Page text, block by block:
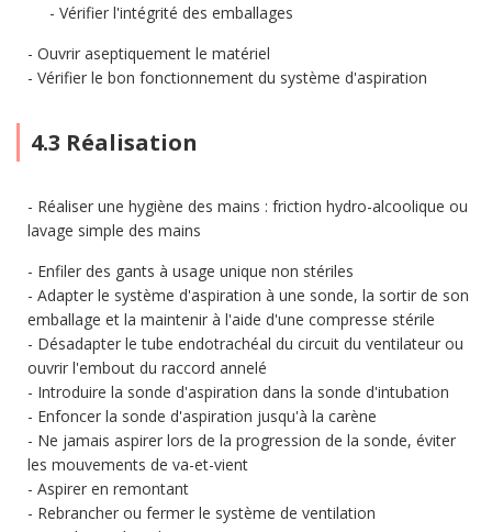
Vérifier l'intégrité des emballages
Ouvrir aseptiquement le matériel
Vérifier le bon fonctionnement du système d'aspiration
4.3 Réalisation
Réaliser une hygiène des mains : friction hydro-alcoolique ou
lavage simple des mains
Enfiler des gants à usage unique non stériles
Adapter le système d'aspiration à une sonde, la sortir de son
emballage et la maintenir à l'aide d'une compresse stérile
Désadapter le tube endotrachéal du circuit du ventilateur ou
ouvrir l'embout du raccord annelé
Introduire la sonde d'aspiration dans la sonde d'intubation
Enfoncer la sonde d'aspiration jusqu'à la carène
Ne jamais aspirer lors de la progression de la sonde, éviter
les mouvements de va-et-vient
Aspirer en remontant
Rebrancher ou fermer le système de ventilation